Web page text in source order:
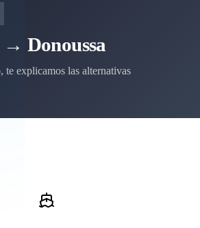
Donoussa
explicamos las alternativas